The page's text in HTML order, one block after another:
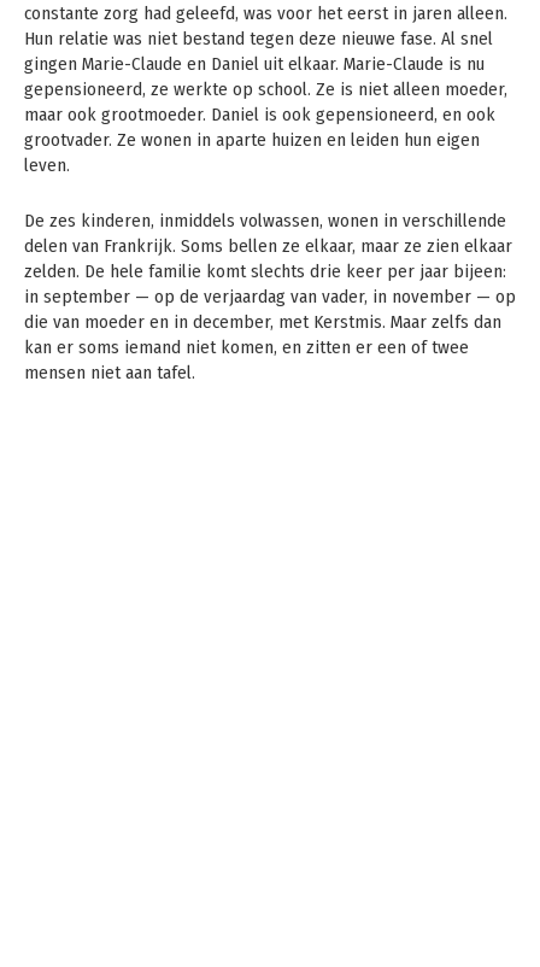
constante zorg had geleefd, was voor het eerst in jaren alleen.
Hun relatie was niet bestand tegen deze nieuwe fase. Al snel
gingen Marie-Claude en Daniel uit elkaar. Marie-Claude is nu
gepensioneerd, ze werkte op school. Ze is niet alleen moeder,
maar ook grootmoeder. Daniel is ook gepensioneerd, en ook
grootvader. Ze wonen in aparte huizen en leiden hun eigen
leven.
De zes kinderen, inmiddels volwassen, wonen in verschillende
delen van Frankrijk. Soms bellen ze elkaar, maar ze zien elkaar
zelden. De hele familie komt slechts drie keer per jaar bijeen:
in september — op de verjaardag van vader, in november — op
die van moeder en in december, met Kerstmis. Maar zelfs dan
kan er soms iemand niet komen, en zitten er een of twee
mensen niet aan tafel.